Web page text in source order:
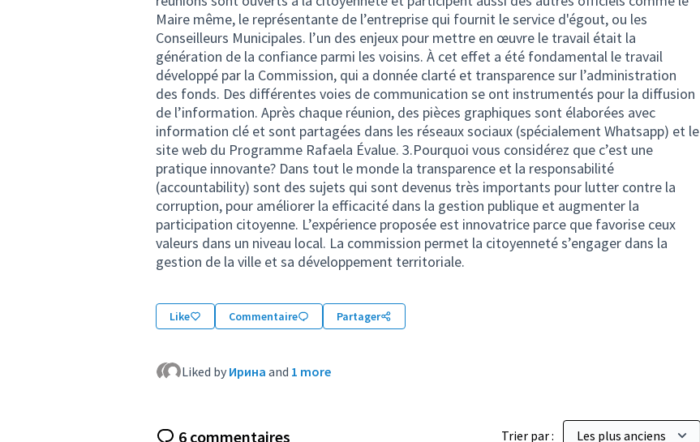
Maire même, le représentante de l’entreprise qui fournit le service d'égout, ou les
Conseilleurs Municipales. l’un des enjeux pour mettre en œuvre le travail était la
génération de la confiance parmi les voisins. À cet effet a été fondamental le travail
développé par la Commission, qui a donnée clarté et transparence sur l’administration
des fonds. Des différentes voies de communication se ont instrumentés pour la diffusion
de l’information. Après chaque réunion, des pièces graphiques sont élaborées avec
information clé et sont partagées dans les réseaux sociaux (spécialement Whatsapp) et le
site web du Programme Rafaela Évalue. 3.Pourquoi vous considérez que c’est une
pratique innovante? Dans tout le monde la transparence et la responsabilité
(accountability) sont des sujets qui sont devenus très importants pour lutter contre la
corruption, pour améliorer la efficacité dans la gestion publique et augmenter la
participation citoyenne. L’expérience proposée est innovatrice parce que favorise ceux
valeurs dans un niveau local. La commission permet la citoyenneté s’engager dans la
gestion de la ville et sa développement territoriale.
Like Commentaire Partager
Liked by Ирина and 1 more
6 commentaires Trier par :